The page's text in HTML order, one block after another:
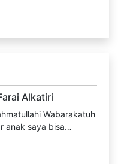
Alkatiri
Wabarakatuh
anak saya bisa…